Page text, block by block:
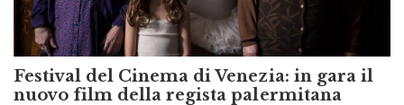
Festival del Cinema di Venezia: in gara il
nuovo film della regista palermitana
Emma Dante